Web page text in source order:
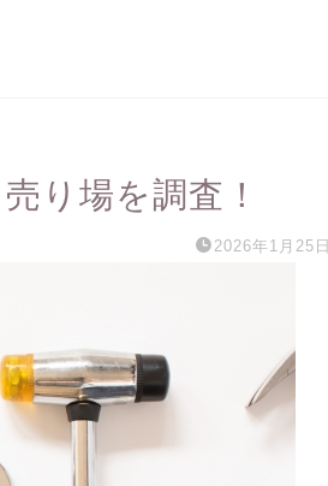
り場を調査！
2026年1月25日